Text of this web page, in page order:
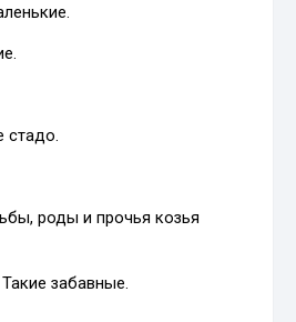
стадо.
роды и прочья козья
забавные.